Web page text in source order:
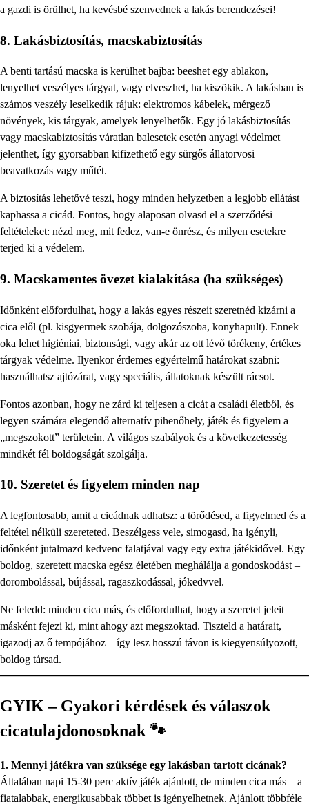
a gazdi is örülhet, ha kevésbé szenvednek a lakás berendezései!
8. Lakásbiztosítás, macskabiztosítás
A benti tartású macska is kerülhet bajba: beeshet egy ablakon,
lenyelhet veszélyes tárgyat, vagy elveszhet, ha kiszökik. A lakásban is
számos veszély leselkedik rájuk: elektromos kábelek, mérgező
növények, kis tárgyak, amelyek lenyelhetők. Egy jó lakásbiztosítás
vagy macskabiztosítás váratlan balesetek esetén anyagi védelmet
jelenthet, így gyorsabban kifizethető egy sürgős állatorvosi
beavatkozás vagy műtét.
A biztosítás lehetővé teszi, hogy minden helyzetben a legjobb ellátást
kaphassa a cicád. Fontos, hogy alaposan olvasd el a szerződési
feltételeket: nézd meg, mit fedez, van-e önrész, és milyen esetekre
terjed ki a védelem.
9. Macskamentes övezet kialakítása (ha szükséges)
Időnként előfordulhat, hogy a lakás egyes részeit szeretnéd kizárni a
cica elől (pl. kisgyermek szobája, dolgozószoba, konyhapult). Ennek
oka lehet higiéniai, biztonsági, vagy akár az ott lévő törékeny, értékes
tárgyak védelme. Ilyenkor érdemes egyértelmű határokat szabni:
használhatsz ajtózárat, vagy speciális, állatoknak készült rácsot.
Fontos azonban, hogy ne zárd ki teljesen a cicát a családi életből, és
legyen számára elegendő alternatív pihenőhely, játék és figyelem a
„megszokott” területein. A világos szabályok és a következetesség
mindkét fél boldogságát szolgálja.
10. Szeretet és figyelem minden nap
A legfontosabb, amit a cicádnak adhatsz: a törődésed, a figyelmed és a
feltétel nélküli szereteted. Beszélgess vele, simogasd, ha igényli,
időnként jutalmazd kedvenc falatjával vagy egy extra játékidővel. Egy
boldog, szeretett macska egész életében meghálálja a gondoskodást –
dorombolással, bújással, ragaszkodással, jókedvvel.
Ne feledd: minden cica más, és előfordulhat, hogy a szeretet jeleit
másként fejezi ki, mint ahogy azt megszoktad. Tiszteld a határait,
igazodj az ő tempójához – így lesz hosszú távon is kiegyensúlyozott,
boldog társad.
GYIK – Gyakori kérdések és válaszok
cicatulajdonosoknak 🐾
1. Mennyi játékra van szüksége egy lakásban tartott cicának?
Általában napi 15-30 perc aktív játék ajánlott, de minden cica más – a
fiatalabbak, energikusabbak többet is igényelhetnek. Ajánlott többféle